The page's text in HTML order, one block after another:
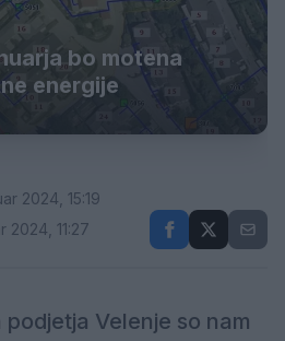
bo motena
energije
2024, 15:19
2024, 11:27
Velenje so nam